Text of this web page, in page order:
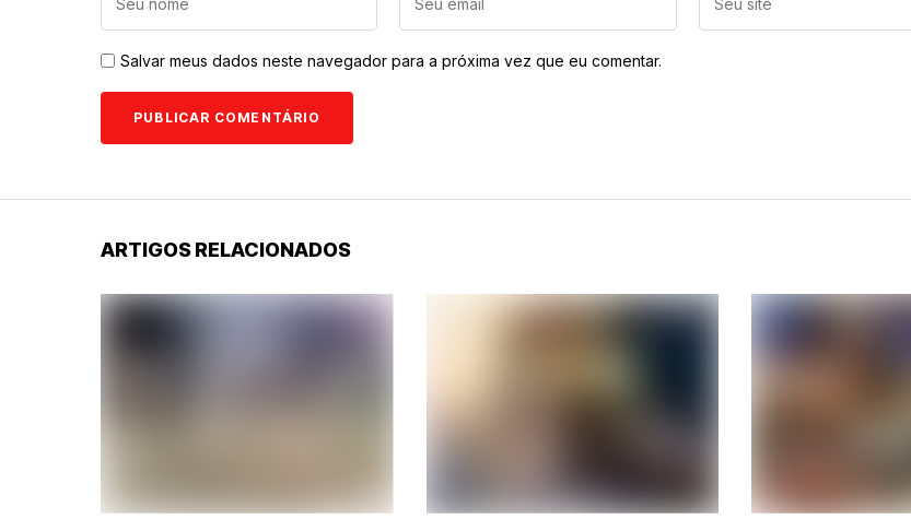
Salvar meus dados neste navegador para a próxima vez que eu comentar.
ARTIGOS RELACIONADOS